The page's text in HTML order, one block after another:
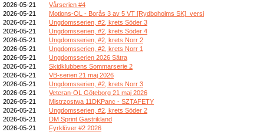
2026-05-21
Vårserien #4
2026-05-21
Motions-OL - Borås 3 av 5 VT [Rydboholms SK]_versi
2026-05-21
Ungdomsserien, #2, krets Söder 3
2026-05-21
Ungdomsserien, #2, krets Söder 4
2026-05-21
Ungdomsserien, #2, krets Norr 2
2026-05-21
Ungdomsserien, #2, krets Norr 1
2026-05-21
Ungdomsserien 2026 Sätra
2026-05-21
Skidklubbens Sommarserie 2
2026-05-21
VB-serien 21 maj 2026
2026-05-21
Ungdomsserien, #2, krets Norr 3
2026-05-21
Veteran-OL Göteborg 21 maj 2026
2026-05-21
Mistrzostwa 11DKPanc - SZTAFETY
2026-05-21
Ungdomsserien, #2, krets Söder 2
2026-05-21
DM Sprint Gästrikland
2026-05-21
Fyrklöver #2 2026